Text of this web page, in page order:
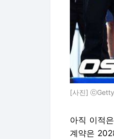
[사진]
아직 이적
계약은